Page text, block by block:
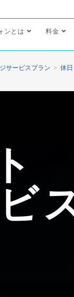
ンとは 料金
サービスプラン > 休